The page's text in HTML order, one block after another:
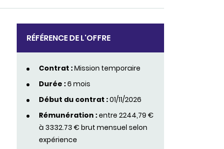
RÉFÉRENCE DE L'OFFRE
Contrat :Mission temporaire
Durée :6 mois
Début du contrat :01/11/2026
Rémunération :entre 2244,79 €
à 3332.73 € brut mensuel selon
expérience